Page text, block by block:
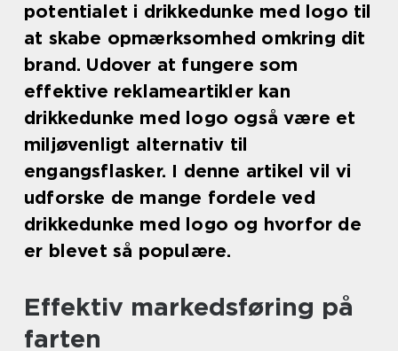
potentialet i drikkedunke med logo til
at skabe opmærksomhed omkring dit
brand. Udover at fungere som
effektive reklameartikler kan
drikkedunke med logo også være et
miljøvenligt alternativ til
engangsflasker. I denne artikel vil vi
udforske de mange fordele ved
drikkedunke med logo og hvorfor de
er blevet så populære.
Effektiv markedsføring på
farten